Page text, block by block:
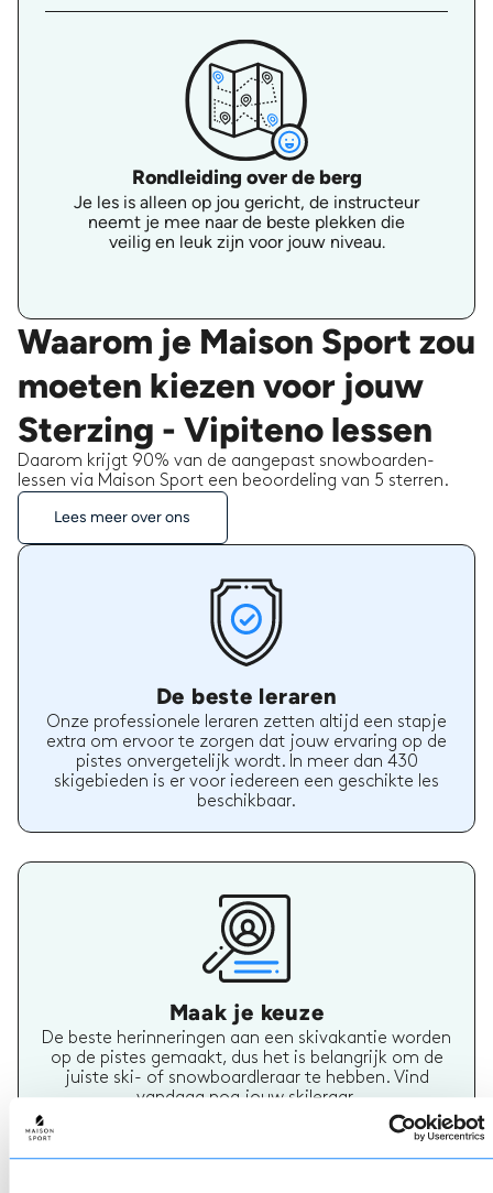
Rondleiding over de berg
Je les is alleen op jou gericht, de instructeur
neemt je mee naar de beste plekken die
veilig en leuk zijn voor jouw niveau.
Waarom je Maison Sport zou
moeten kiezen voor jouw
Sterzing - Vipiteno lessen
Daarom krijgt 90% van de aangepast snowboarden-
lessen via Maison Sport een beoordeling van 5 sterren.
Lees meer over ons
De beste leraren
Onze professionele leraren zetten altijd een stapje
extra om ervoor te zorgen dat jouw ervaring op de
pistes onvergetelijk wordt. In meer dan 430
skigebieden is er voor iedereen een geschikte les
beschikbaar.
Maak je keuze
De beste herinneringen aan een skivakantie worden
op de pistes gemaakt, dus het is belangrijk om de
juiste ski- of snowboardleraar te hebben. Vind
vandaag nog jouw skileraar.